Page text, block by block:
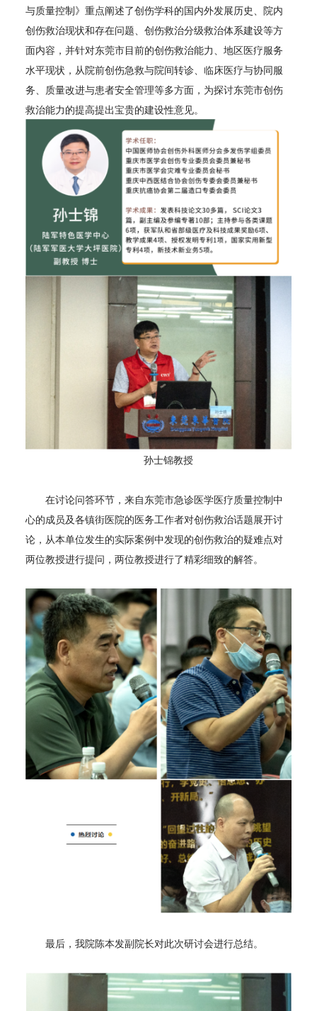
与质量控制》重点阐述了创伤学科的国内外发展历史、院内
创伤救治现状和存在问题、创伤救治分级救治体系建设等方
面内容，并针对东莞市目前的创伤救治能力、地区医疗服务
水平现状，从院前创伤急救与院间转诊、临床医疗与协同服
务、质量改进与患者安全管理等多方面，为探讨东莞市创伤
救治能力的提高提出宝贵的建设性意见。
孙士锦教授
在讨论问答环节，来自东莞市急诊医学医疗质量控制中
心的成员及各镇街医院的医务工作者对创伤救治话题展开讨
论，从本单位发生的实际案例中发现的创伤救治的疑难点对
两位教授进行提问，两位教授进行了精彩细致的解答。
最后，我院陈本发副院长对此次研讨会进行总结。